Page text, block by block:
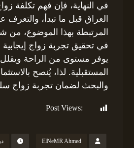
في النهاية، فإن فهم تكلفة
العراق قبل ما تبدأ، والتعرف
المرتبطة بهذا الموضوع، من
في تحقيق تجربة زواج إيجابية
يوفر مستوى من الراحة
المستقبلية. لذا، يُنصح
والبحث لضمان تجربة زواج
Post Views:
ElNeMR Ahmed